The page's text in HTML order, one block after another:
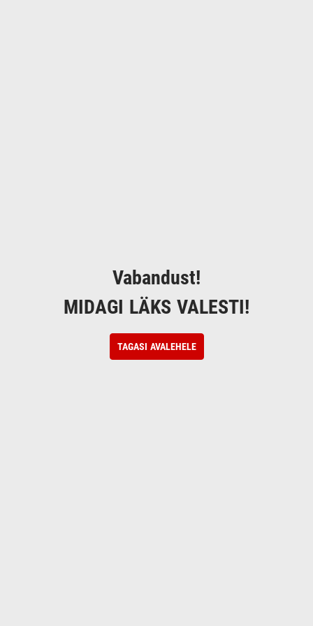
Vabandust!
MIDAGI LÄKS VALESTI!
TAGASI AVALEHELE